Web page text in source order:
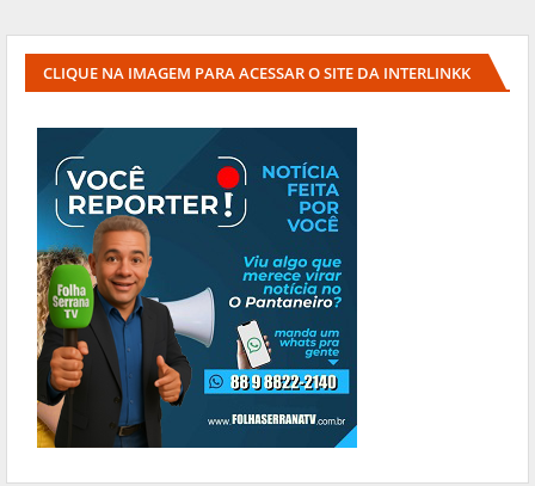
CLIQUE NA IMAGEM PARA ACESSAR O SITE DA INTERLINKK